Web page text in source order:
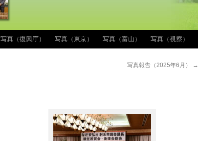
写真（復興庁） 写真（東京） 写真（富山） 写真（視察）
写真報告（2025年6月） →